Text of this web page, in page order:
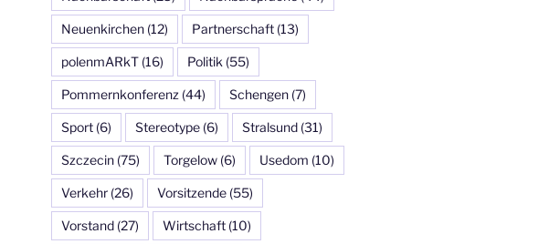
Neuenkirchen(12) Partnerschaft(13)
polenmARkT(16) Politik (55)
Pommernkonferenz (44) Schengen(7)
Sport(6) Stereotype(6) Stralsund(31)
Szczecin(75) Torgelow(6) Usedom (10)
Verkehr(26) Vorsitzende(55)
Vorstand(27) Wirtschaft(10)